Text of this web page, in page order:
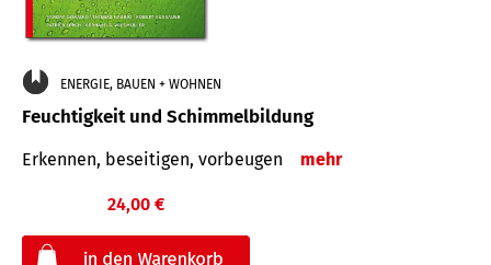
ENERGIE, BAUEN + WOHNEN
Feuchtigkeit und Schimmelbildung
Erkennen, beseitigen, vorbeugen mehr
24,00 €